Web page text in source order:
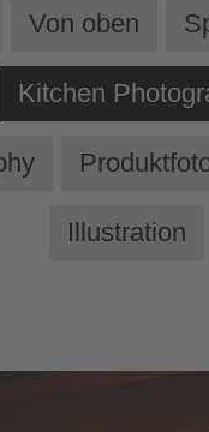
Von oben
Kitchen
Illustration